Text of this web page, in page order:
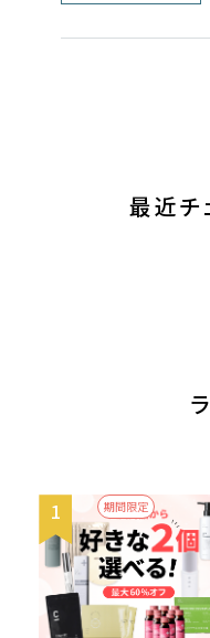
最近チ
期間限定